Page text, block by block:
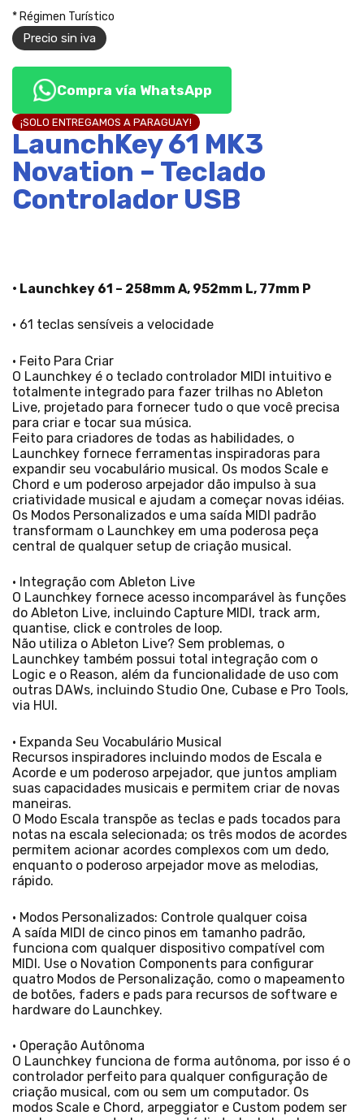
* Régimen Turístico
Precio sin iva
Compra vía WhatsApp
¡SOLO ENTREGAMOS A PARAGUAY!
LaunchKey 61 MK3
Novation – Teclado
Controlador USB
• Launchkey 61 – 258mm A, 952mm L, 77mm P
• 61 teclas sensíveis a velocidade
• Feito Para Criar
O Launchkey é o teclado controlador MIDI intuitivo e
totalmente integrado para fazer trilhas no Ableton
Live, projetado para fornecer tudo o que você precisa
para criar e tocar sua música.
Feito para criadores de todas as habilidades, o
Launchkey fornece ferramentas inspiradoras para
expandir seu vocabulário musical. Os modos Scale e
Chord e um poderoso arpejador dão impulso à sua
criatividade musical e ajudam a começar novas idéias.
Os Modos Personalizados e uma saída MIDI padrão
transformam o Launchkey em uma poderosa peça
central de qualquer setup de criação musical.
• Integração com Ableton Live
O Launchkey fornece acesso incomparável às funções
do Ableton Live, incluindo Capture MIDI, track arm,
quantise, click e controles de loop.
Não utiliza o Ableton Live? Sem problemas, o
Launchkey também possui total integração com o
Logic e o Reason, além da funcionalidade de uso com
outras DAWs, incluindo Studio One, Cubase e Pro Tools,
via HUI.
• Expanda Seu Vocabulário Musical
Recursos inspiradores incluindo modos de Escala e
Acorde e um poderoso arpejador, que juntos ampliam
suas capacidades musicais e permitem criar de novas
maneiras.
O Modo Escala transpõe as teclas e pads tocados para
notas na escala selecionada; os três modos de acordes
permitem acionar acordes complexos com um dedo,
enquanto o poderoso arpejador move as melodias,
rápido.
• Modos Personalizados: Controle qualquer coisa
A saída MIDI de cinco pinos em tamanho padrão,
funciona com qualquer dispositivo compatível com
MIDI. Use o Novation Components para configurar
quatro Modos de Personalização, como o mapeamento
de botões, faders e pads para recursos de software e
hardware do Launchkey.
• Operação Autônoma
O Launchkey funciona de forma autônoma, por isso é o
controlador perfeito para qualquer configuração de
criação musical, com ou sem um computador. Os
modos Scale e Chord, arpeggiator e Custom podem ser